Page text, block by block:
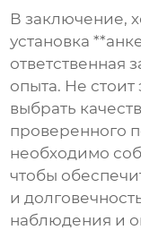
В заключение,
установка
ответственная
опыта. Не
выбрать
проверенного
необходимо
чтобы
и
наблюдения и